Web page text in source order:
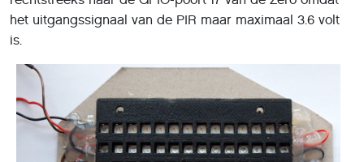
het uitgangssignaal van de PIR maar maximaal 3.6 volt
is.